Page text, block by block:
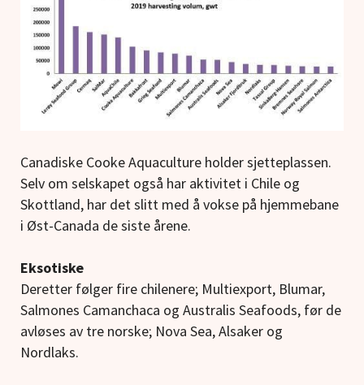
Canadiske Cooke Aquaculture holder sjetteplassen.
Selv om selskapet også har aktivitet i Chile og
Skottland, har det slitt med å vokse på hjemmebane
i Øst-Canada de siste årene.
Eksotiske
Deretter følger fire chilenere; Multiexport, Blumar,
Salmones Camanchaca og Australis Seafoods, før de
avløses av tre norske; Nova Sea, Alsaker og
Nordlaks.